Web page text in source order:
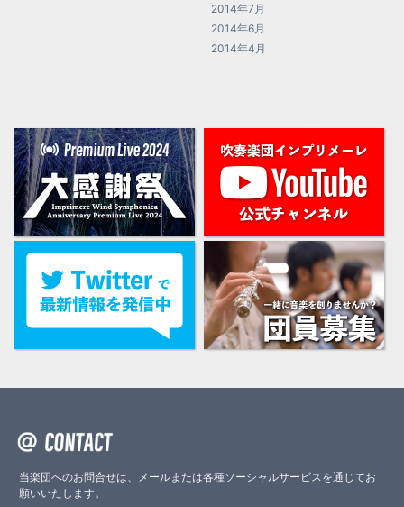
2014年7月
2014年6月
2014年4月
当楽団へのお問合せは、メールまたは各種ソーシャルサービスを通じてお
願いいたします。